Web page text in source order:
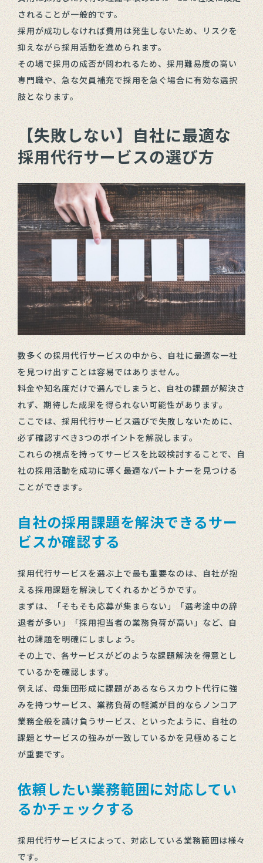
されることが一般的です。
採用が成功しなければ費用は発生しないため、リスクを
抑えながら採用活動を進められます。
その場で採用の成否が問われるため、採用難易度の高い
専門職や、急な欠員補充で採用を急ぐ場合に有効な選択
肢となります。
【失敗しない】自社に最適な
採用代行サービスの選び方
数多くの採用代行サービスの中から、自社に最適な一社
を見つけ出すことは容易ではありません。
料金や知名度だけで選んでしまうと、自社の課題が解決さ
れず、期待した成果を得られない可能性があります。
ここでは、採用代行サービス選びで失敗しないために、
必ず確認すべき3つのポイントを解説します。
これらの視点を持ってサービスを比較検討することで、自
社の採用活動を成功に導く最適なパートナーを見つける
ことができます。
自社の採用課題を解決できるサー
ビスか確認する
採用代行サービスを選ぶ上で最も重要なのは、自社が抱
える採用課題を解決してくれるかどうかです。
まずは、「そもそも応募が集まらない」「選考途中の辞
退者が多い」「採用担当者の業務負荷が高い」など、自
社の課題を明確にしましょう。
その上で、各サービスがどのような課題解決を得意とし
ているかを確認します。
例えば、母集団形成に課題があるならスカウト代行に強
みを持つサービス、業務負荷の軽減が目的ならノンコア
業務全般を請け負うサービス、といったように、自社の
課題とサービスの強みが一致しているかを見極めること
が重要です。
依頼したい業務範囲に対応してい
るかチェックする
採用代行サービスによって、対応している業務範囲は様々
です。